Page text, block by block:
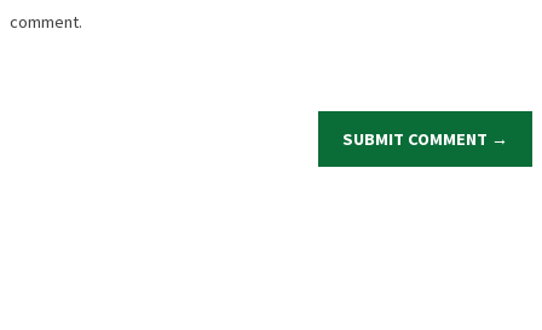
comment.
SUBMIT COMMENT →